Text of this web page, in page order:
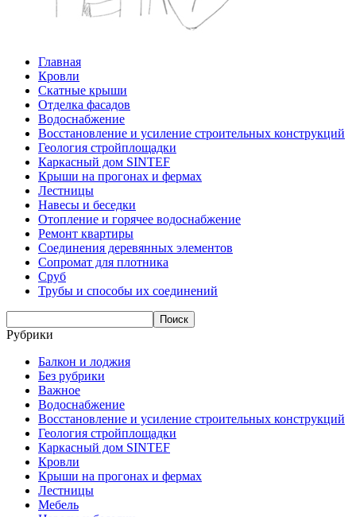
Главная
Кровли
Скатные крыши
Отделка фасадов
Водоснабжение
Восстановление и усиление строительных конструкций
Геология стройплощадки
Каркасный дом SINTEF
Крыши на прогонах и фермах
Лестницы
Навесы и беседки
Отопление и горячее водоснабжение
Ремонт квартиры
Соединения деревянных элементов
Сопромат для плотника
Сруб
Трубы и способы их соединений
Рубрики
Балкон и лоджия
Без рубрики
Важное
Водоснабжение
Восстановление и усиление строительных конструкций
Геология стройплощадки
Каркасный дом SINTEF
Кровли
Крыши на прогонах и фермах
Лестницы
Мебель